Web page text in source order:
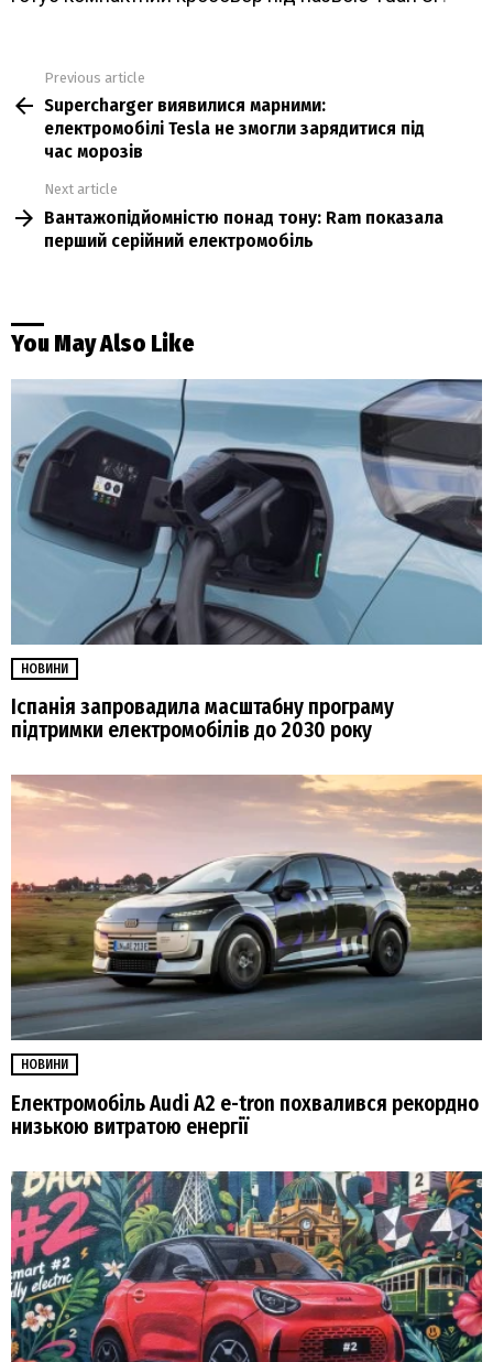
more
Previous article
Supercharger виявилися марними:
електромобілі Tesla не змогли зарядитися під
час морозів
Next article
Вантажопідйомністю понад тону: Ram показала
перший серійний електромобіль
You May Also Like
НОВИНИ
Іспанія запровадила масштабну програму
підтримки електромобілів до 2030 року
НОВИНИ
Електромобіль Audi A2 e-tron похвалився рекордно
низькою витратою енергії